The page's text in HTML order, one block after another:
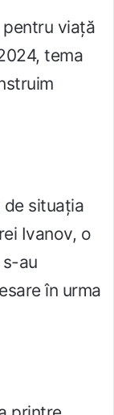
pentru viață
tema
situația
Ivanov, o
s-au
în urma